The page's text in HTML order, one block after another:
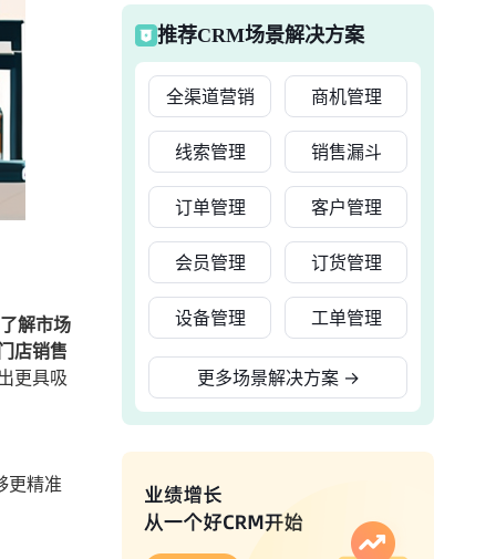
解市场
店销售
更具吸
更精准
推荐CRM场景解决方案
全渠道营销 商机管理
线索管理 销售漏斗
订单管理 客户管理
会员管理 订货管理
设备管理 工单管理
更多场景解决方案 →